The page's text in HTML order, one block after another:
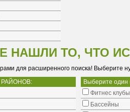
НАШЛИ ТО, ЧТО
для расширенного поиска! Выберите
РАЙОНОВ:
Выберите
Фитнес клубы
Бассейны